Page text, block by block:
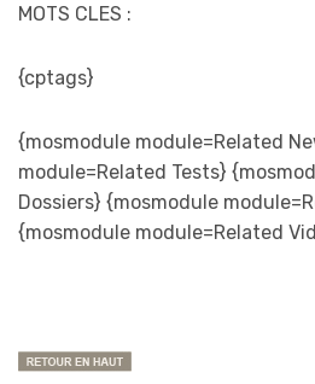
MOTS CLES :
{cptags}
{mosmodule module=Related
module=Related Tests}
Dossiers} {mosmodule
{mosmodule module=Related